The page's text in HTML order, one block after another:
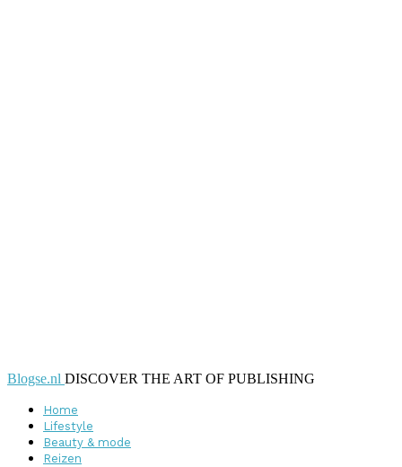
Blogse.nl DISCOVER THE ART OF PUBLISHING
Home
Lifestyle
Beauty & mode
Reizen